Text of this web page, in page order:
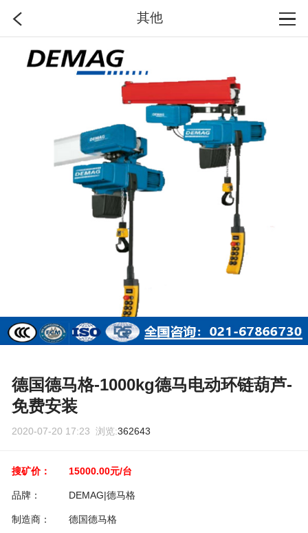
其他
搜索
德国德马格-1000kg德马电动环链葫芦-
免费安装
2020-07-20 17:23 浏览:362643
搜矿价： 15000.00元/台
品牌： DEMAG|德马格
制造商： 德国德马格